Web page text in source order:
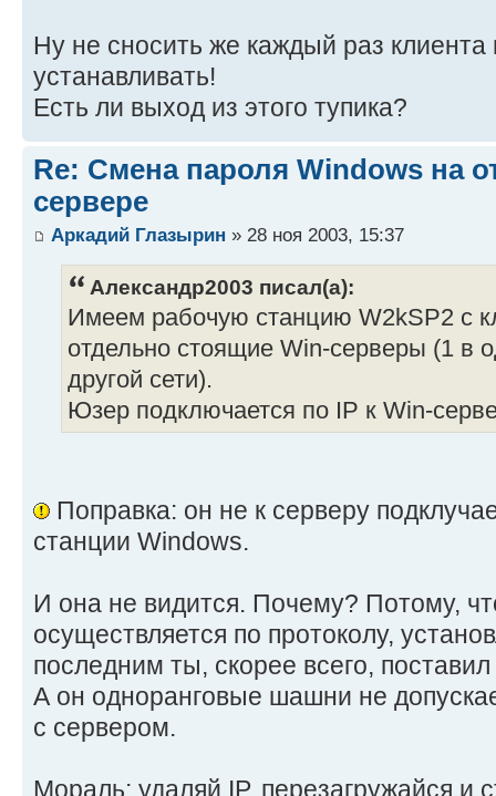
Ну не сносить же каждый раз клиента
устанавливать!
Есть ли выход из этого тупика?
Re: Смена пароля Windows на
сервере
Аркадий Глазырин » 28 ноя 2003, 15:37
Александр2003 писал(а):
Имеем рабочую станцию W2kSP2 с
отдельно стоящие Win-серверы (1 в
другой сети).
Юзер подключается по IP к Win-
Поправка: он не к серверу
станции Windows.
И она не видится. Почему? Потому,
осуществляется по протоколу,
последним ты, скорее всего,
А он одноранговые шашни не
с сервером.
Мораль: удаляй IP, перезагружайся и